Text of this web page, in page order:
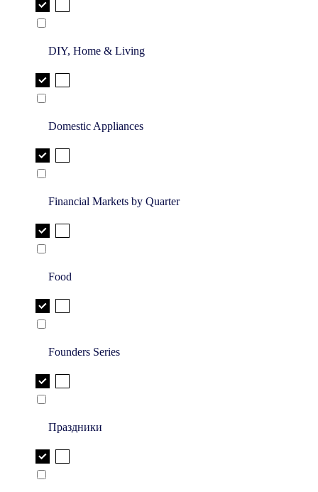
DIY, Home & Living
Domestic Appliances
Financial Markets by Quarter
Food
Founders Series
Праздники